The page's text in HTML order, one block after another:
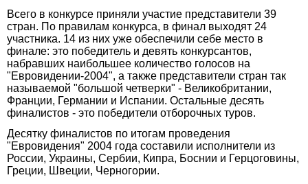
Всего в конкурсе приняли участие представители 39
стран. По правилам конкурса, в финал выходят 24
участника. 14 из них уже обеспечили себе место в
финале: это победитель и девять конкурсантов,
набравших наибольшее количество голосов на
"Евровидении-2004", а также представители стран так
называемой "большой четверки" - Великобритании,
Франции, Германии и Испании. Остальные десять
финалистов - это победители отборочных туров.
Десятку финалистов по итогам проведения
"Евровидения" 2004 года составили исполнители из
России, Украины, Сербии, Кипра, Боснии и Герцоговины,
Греции, Швеции, Черногории.